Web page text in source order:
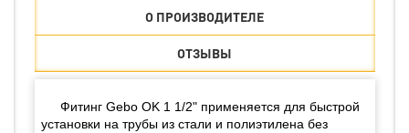
О ПРОИЗВОДИТЕЛЕ
ОТЗЫВЫ
Фитинг Gebo OK 1 1/2" применяется для быстрой
установки на трубы из стали и полиэтилена без